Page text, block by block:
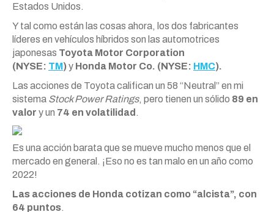
Estados Unidos.
Y tal como están las cosas ahora, los dos fabricantes
líderes en vehículos híbridos son las automotrices
japonesas Toyota Motor Corporation
(NYSE: TM)y Honda Motor Co. (NYSE: HMC).
Las acciones de Toyota califican un 58 “Neutral” en mi
sistema Stock Power Ratings, pero tienen un sólido 89 en
valor y un 74 en volatilidad .
Es una acción barata que se mueve mucho menos que el
mercado en general. ¡Eso no es tan malo en un año como
2022!
Las acciones de Honda cotizan como “alcista”, con
64 puntos.